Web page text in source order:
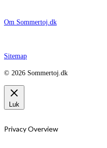
Om Sommertoj.dk
Sitemap
© 2026 Sommertoj.dk
Luk
Privacy Overview